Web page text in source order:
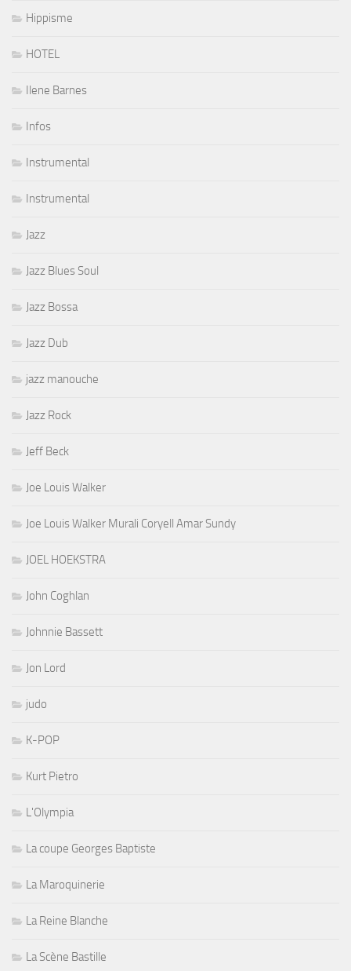
Hippisme
HOTEL
Ilene Barnes
Infos
Instrumental
Instrumental
Jazz
Jazz Blues Soul
Jazz Bossa
Jazz Dub
jazz manouche
Jazz Rock
Jeff Beck
Joe Louis Walker
Joe Louis Walker Murali Coryell Amar Sundy
JOEL HOEKSTRA
John Coghlan
Johnnie Bassett
Jon Lord
judo
K-POP
Kurt Pietro
L'Olympia
La coupe Georges Baptiste
La Maroquinerie
La Reine Blanche
La Scène Bastille